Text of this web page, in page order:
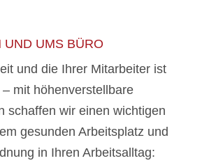
UND UMS BÜRO
und die Ihrer Mitarbeiter ist
mit höhenverstellbare
schaffen wir einen wichtigen
gesunden Arbeitsplatz und
in Ihren Arbeitsalltag: